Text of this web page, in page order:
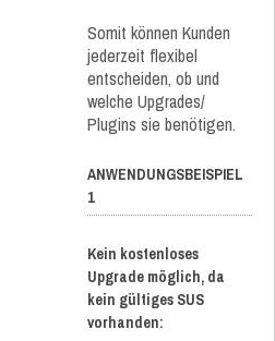
Somit können Kunden
jederzeit flexibel
entscheiden, ob und
welche Upgrades/
Plugins sie benötigen.
ANWENDUNGSBEISPIEL
1
Kein kostenloses
Upgrade möglich, da
kein gültiges SUS
vorhanden: